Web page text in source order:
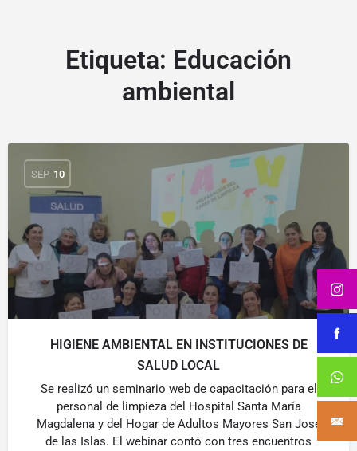
Etiqueta: Educación
ambiental
SEP 10
HIGIENE AMBIENTAL EN INSTITUCIONES DE
SALUD LOCAL
Se realizó un seminario web de capacitación para el
personal de limpieza del Hospital Santa María
Magdalena y del Hogar de Adultos Mayores San José
de las Islas. El webinar contó con tres encuentros